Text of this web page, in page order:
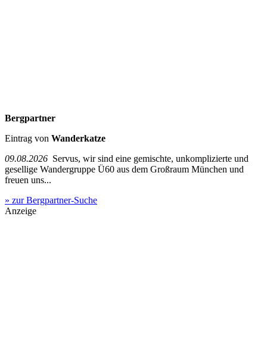
Bergpartner
Eintrag von Wanderkatze
09.08.2026 Servus, wir sind eine gemischte, unkomplizierte und
gesellige Wandergruppe Ü60 aus dem Großraum München und
freuen uns...
» zur Bergpartner-Suche
Anzeige